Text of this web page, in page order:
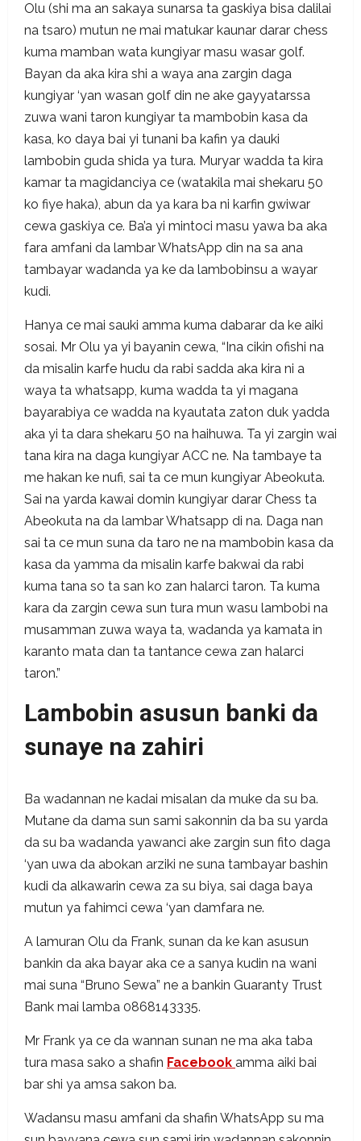
Olu (shi ma an sakaya sunarsa ta gaskiya bisa dalilai
na tsaro) mutun ne mai matukar kaunar darar chess
kuma mamban wata kungiyar masu wasar golf.
Bayan da aka kira shi a waya ana zargin daga
kungiyar ‘yan wasan golf din ne ake gayyatarssa
zuwa wani taron kungiyar ta mambobin kasa da
kasa, ko daya bai yi tunani ba kafin ya dauki
lambobin guda shida ya tura. Muryar wadda ta kira
kamar ta magidanciya ce (watakila mai shekaru 50
ko fiye haka), abun da ya kara ba ni karfin gwiwar
cewa gaskiya ce. Ba’a yi mintoci masu yawa ba aka
fara amfani da lambar WhatsApp din na sa ana
tambayar wadanda ya ke da lambobinsu a wayar
kudi.
Hanya ce mai sauki amma kuma dabarar da ke aiki
sosai. Mr Olu ya yi bayanin cewa, “Ina cikin ofishi na
da misalin karfe hudu da rabi sadda aka kira ni a
waya ta whatsapp, kuma wadda ta yi magana
bayarabiya ce wadda na kyautata zaton duk yadda
aka yi ta dara shekaru 50 na haihuwa. Ta yi zargin wai
tana kira na daga kungiyar ACC ne. Na tambaye ta
me hakan ke nufi, sai ta ce mun kungiyar Abeokuta.
Sai na yarda kawai domin kungiyar darar Chess ta
Abeokuta na da lambar Whatsapp di na. Daga nan
sai ta ce mun suna da taro ne na mambobin kasa da
kasa da yamma da misalin karfe bakwai da rabi
kuma tana so ta san ko zan halarci taron. Ta kuma
kara da zargin cewa sun tura mun wasu lambobi na
musamman zuwa waya ta, wadanda ya kamata in
karanto mata dan ta tantance cewa zan halarci
taron.”
Lambobin asusun banki da
sunaye na zahiri
Ba wadannan ne kadai misalan da muke da su ba.
Mutane da dama sun sami sakonnin da ba su yarda
da su ba wadanda yawanci ake zargin sun fito daga
‘yan uwa da abokan arziki ne suna tambayar bashin
kudi da alkawarin cewa za su biya, sai daga baya
mutun ya fahimci cewa ‘yan damfara ne.
A lamuran Olu da Frank, sunan da ke kan asusun
bankin da aka bayar aka ce a sanya kudin na wani
mai suna “Bruno Sewa” ne a bankin Guaranty Trust
Bank mai lamba 0868143335.
Mr Frank ya ce da wannan sunan ne ma aka taba
tura masa sako a shafin Facebook amma aiki bai
bar shi ya amsa sakon ba.
Wadansu masu amfani da shafin WhatsApp su ma